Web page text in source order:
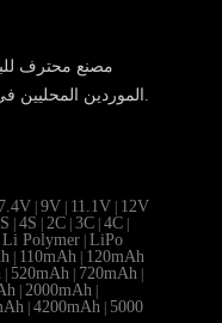
الموردين المحليين في الشرق الأوسط، ونحن نبحث عن وكلاء.
7.4V |9V 11.1V 12V
|4S |2C |3C |4C
|Li Polymer |LiPo
110mAh 120mAh
520mAh 720mAh
|2000mAh
|4200mAh 5000